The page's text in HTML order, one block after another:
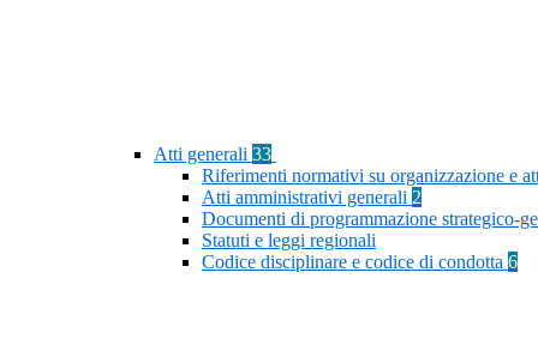
Atti generali 33
Riferimenti normativi su organizzazione e
Atti amministrativi generali 2
Documenti di programmazione strategico-
Statuti e leggi regionali
Codice disciplinare e codice di condotta 6